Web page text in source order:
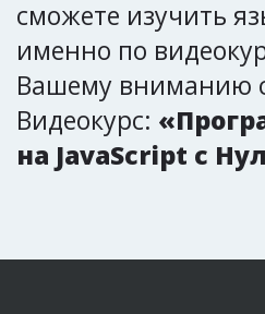
сможете изучить
именно по
Вашему вниманию
Видеокурс:
на JavaScript с